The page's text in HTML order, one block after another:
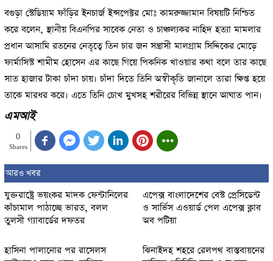
বগুড়া স্টেডিয়াম ফাঁড়ির ইনচার্জ ইন্সপেক্টর মোঃ কামরুজ্জামান বিষয়টি নিশ্চিত
করে বলেন, স্থানীয় বিএনপির সাবেক নেতা ও চাঞ্চল্যকর নাহিদ হত্যা মামলার
প্রধান আসামি রতনের নেতৃত্বে তিন চার জন সন্ত্রাসী মালগ্রাম সিদ্দিকের মোড়ে
ফার্মাসিস্ট শামীম হোসেন এর কাছে গিয়ে পিকনিক খাওয়ার কথা বলে তার কাছে
সাত হাজার টাকা চাঁদা চায়। চাঁদা দিতে তিনি অস্বীকৃতি জানালে তারা ক্ষিপ্ত হয়ে
তাকে মারধর করে। এতে তিনি চোখ মুখসহ শরীরের বিভিন্ন স্থানে আঘাত পান।
এমআই
0
Shares
আরও খবর
যুক্তরাষ্ট্রে ভয়ংকর মাদক ফেন্টানিলের
কাঁচামাল পাঠাচ্ছে ভারত, বলল
তুলসী গ্যাবার্ডের দফতর
এপেক্স বাংলাদেশের বেস্ট প্রেসিডেন্ট
ও সার্ভিস এওয়ার্ড পেল এপেক্স ক্লাব
অব পটিয়া
হাসিনা পালানোর পর রাসেলস
ঝিনাইদহ শহরে রেলপথ বাস্তবায়নের